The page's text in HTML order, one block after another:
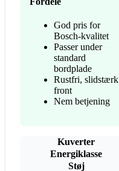
God pris for
Bosch-kvalitet
Passer under
standard
bordplade
Rustfri, slidstærk
front
Nem betjening
Kuverter
Energiklasse
Støj